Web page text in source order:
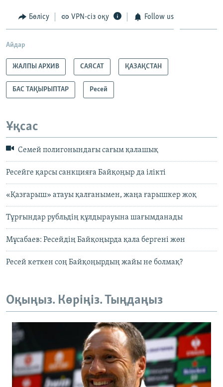
Бөлісу VPN-сіз оқу Follow us
Айдар
ЖАЛПЫ АРХИВ САЯСАТ ҚАЗАҚСТАН
БАС ТАҚЫРЫПТАР Ресей
Ұқсас
Семей полигонындағы сағым қалашық
Ресейге қарсы санкцияға Байқоңыр да ілікті
«Қазғарыш» атауы қалғанымен, жаңа ғарышкер жоқ
Тұрғындар рубльдің құлдырауына шағымданады
Мұсабаев: Ресейдің Байқоңырда қала бергені жөн
Ресей кеткен соң Байқоңырдың жайы не болмақ?
Оқыңыз. Көріңіз. Тыңдаңыз